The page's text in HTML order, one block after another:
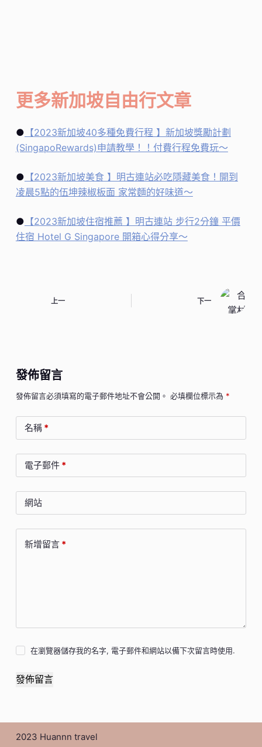
更多新加坡自由行文章
● 【2023新加坡40多種免費行程 】新加坡獎勵計劃
(SingapoRewards)申請教學！！付費行程免費玩～
● 【2023新加坡美食 】明古連站必吃隱藏美食！開到
凌晨5點的伍坤辣椒板面 家常麵的好味道～
● 【2023新加坡住宿推薦 】明古連站 步行2分鐘 平價
住宿 Hotel G Singapore 開箱心得分享～
上一 下一
發佈留言
發佈留言必須填寫的電子郵件地址不會公開。 必填欄位標示為 *
名稱*
電子郵件*
網站
新增留言*
在瀏覽器儲存我的名字, 電子郵件和網站以備下次留言時使用.
發佈留言
2023 Huannn travel